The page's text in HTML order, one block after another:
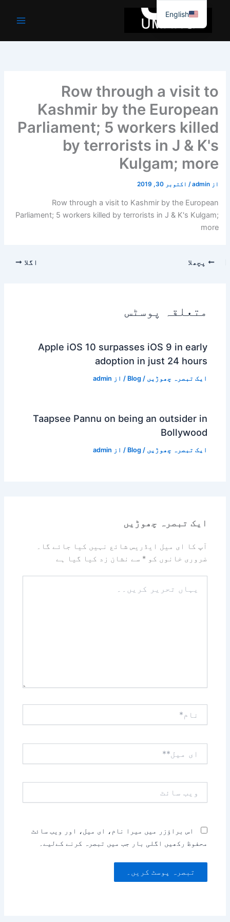
جائیں۔
Row through a visit to
Kashmir by the European
Parliament; 5 workers killed
by terrorists in J & K's
Kulgam; more
از admin
/ اکتوبر 30, 2019
Row through a visit to Kashmir by the European
Parliament; 5 workers killed by terrorists in J & K's Kulgam;
more
پچھلا اگلا
متعلقہ پوسٹس
Apple iOS 10 surpasses iOS 9 in early
adoption in just 24 hours
ایک تبصرہ چھوڑیں /
Blog / از admin
Taapsee Pannu on being an outsider in
Bollywood
ایک تبصرہ چھوڑیں /
Blog / از admin
ایک تبصرہ چھوڑیں
آپ کا ای میل ایڈریس شائع نہیں کیا جائے گا۔
ضروری خانوں کو* سے نشان زد کیا گیا ہے
تحریر
میل**
سائٹ
اس براؤزر میں میرا نام، ای میل، اور ویب سائٹ
محفوظ رکھیں اگلی بار جب میں تبصرہ کرنے کےلیے۔
English